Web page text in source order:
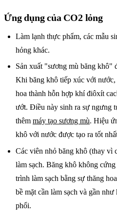
Ứng dụng của CO2 lỏng
Làm lạnh thực phẩm, các mẫu
hỏng khác.
Sản xuất "sương mù băng khô"
Khi băng khô tiếp xúc với
hoa thành hỗn hợp khí điôxít
ướt. Điều này sinh ra sự ngưng
thêm máy tạo sương mù. Hiệu
khô với nước được tạo ra tốt
Các viên nhỏ băng khô (thay vì
làm sạch. Băng khô không
trình làm sạch bằng sự thăng
bề mặt cần làm sạch và gần
phổi.